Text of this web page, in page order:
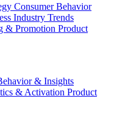
Consumer Behavior
Industry Trends
& Promotion Product
& Insights
& Activation Product